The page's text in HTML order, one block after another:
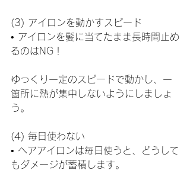
(3) アイロンを動かすスピード
• アイロンを髪に当てたまま長時間止め
るのはNG！
ゆっくり一定のスピードで動かし、一
箇所に熱が集中しないようにしましょ
う。
(4) 毎日使わない
• ヘアアイロンは毎日使うと、どうして
もダメージが蓄積します。